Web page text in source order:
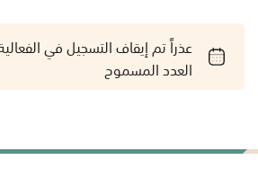
عذراً تم إيقاف التسجيل في
العدد المسموح